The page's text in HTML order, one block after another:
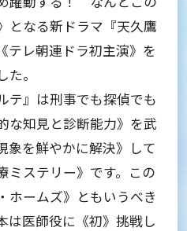
となる新ドラマ『天久鷹
テレ朝連ドラ初主演》を
。
テ』は刑事でも探偵でも
な知見と診断能力》を武
象を鮮やかに解決》して
ミステリー》です。この
ホームズ》ともいうべき
は医師役に《初》挑戦し